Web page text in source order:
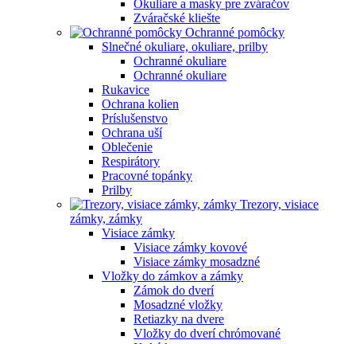
Okuliare a masky pre zváračov
Zváračské kliešte
Ochranné pomôcky
Slnečné okuliare, okuliare, prilby
Ochranné okuliare
Ochranné okuliare
Rukavice
Ochrana kolien
Príslušenstvo
Ochrana uší
Oblečenie
Respirátory
Pracovné topánky
Prilby
Trezory, visiace
zámky, zámky
Visiace zámky
Visiace zámky kovové
Visiace zámky mosadzné
Vložky do zámkov a zámky
Zámok do dverí
Mosadzné vložky
Retiazky na dvere
Vložky do dverí chrómované